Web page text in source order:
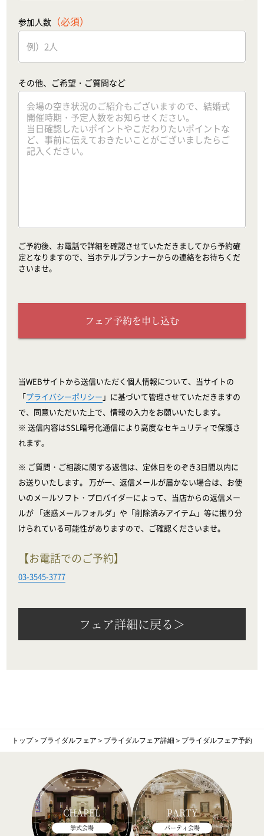
参加人数 （必須）
その他、ご希望・ご質問など
ご予約後、お電話で詳細を確認させていただきましてから予約確
定となりますので、当ホテルプランナーからの連絡をお待ちくだ
さいませ。
フェア予約を申し込む
当WEBサイトから送信いただく個人情報について、当サイトの
「プライバシーポリシー 」に基づいて管理させていただきますの
で、同意いただいた上で、情報の入力をお願いいたします。
※ 送信内容はSSL暗号化通信により高度なセキュリティで保護さ
れます。
※ ご質問・ご相談に関する返信は、定休日をのぞき3日間以内に
お送りいたします。 万が一、返信メールが届かない場合は、お使
いのメールソフト・プロバイダーによって、当店からの返信メー
ルが 「迷惑メールフォルダ」や「削除済みアイテム」等に振り分
けられている可能性がありますので、ご確認くださいませ。
【お電話でのご予約】
03-3545-3777
フェア詳細に戻る＞
トップ＞ ブライダルフェア ＞ ブライダルフェア詳細 ＞ ブライダルフェア予約
CHAPEL
挙式会場
PARTY
パーティ会場